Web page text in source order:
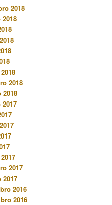
2018
2018
2018
2017
2017
2016
2016